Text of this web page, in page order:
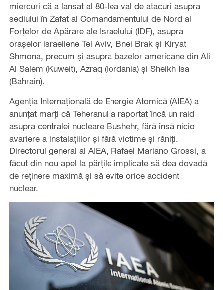
miercuri că a lansat al 80-lea val de atacuri asupra
sediului în Zafat al Comandamentului de Nord al
Forțelor de Apărare ale Israelului (IDF), asupra
orașelor israeliene Tel Aviv, Bnei Brak‌ şi Kiryat
Shmona, precum şi asupra bazelor americane din Ali
Al Salem (Kuweit), Azraq‌ (Iordania) şi Sheikh Isa
(Bahrain).
Agenția Internațională de Energie Atomică (AIEA) a
anunțat marți că Teheranul a raportat încă un raid
asupra centralei nucleare Bushehr, fără însă nicio
avariere a instalațiilor și fără victime și răniți.
Directorul general al AIEA, Rafael Mariano Grossi, a
făcut din nou apel la părțile implicate să dea dovadă
de reținere maximă și să evite orice accident
nuclear.